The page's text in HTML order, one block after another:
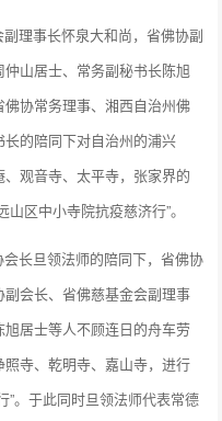
理事长怀泉大和尚，省佛协副
山居士、常务副秘书长陈旭
协常务理事、湘西自治州佛
的陪同下对自治州的浦兴
观音寺、太平寺，张家界的
区中小寺院抗疫慈济行”。
长旦领法师的陪同下，省佛协
会长、省佛慈基金会副理事
居士等人不顾连日的舟车劳
寺、乾明寺、嘉山寺，进行
”。于此同时旦领法师代表常德